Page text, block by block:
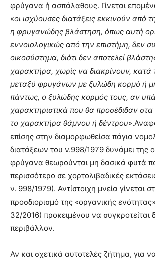
φρύγανα ή ασπάλαθους. Γίνεται
«οι ισχύουσες διατάξεις εκκινούν από
η φρυγανώδης βλάστηση, όπως αυτή
εννοιολογικώς από την επιστήμη, δεν
οικοσύστημα, διότι δεν αποτελεί
χαρακτήρα, χωρίς να διακρίνουν, κατά
μεταξύ φρυγάνων με ξυλώδη κορμό ή
πάντως, ο ξυλώδης κορμός τους, αν
χαρακτηριστικά που θα προσέδιδαν
το χαρακτήρα θάμνου ή δέντρου
επίσης στην διαμορφωθείσα πάγια
διατάξεων του ν.998/1979 δυνάμει της
φρύγανα θεωρούνται μη δασικά φυτά
περισσότερο σε χορτολιβαδικές
ν. 998/1979). Αντίστοιχη μνεία γίνεται
προσδιορισμό της «οργανικής
32/2016) προκειμένου να συγκροτείται
περιβάλλον.
Αν και σχετικά αυτοτελές ζήτημα, για